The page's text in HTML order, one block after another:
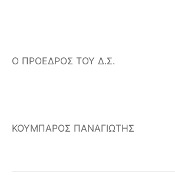
Ο ΠΡΟΕΔΡΟΣ ΤΟΥ Δ.Σ.
ΚΟΥΜΠΑΡΟΣ ΠΑΝΑΓΙΩΤΗΣ